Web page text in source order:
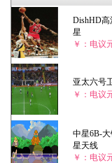
DishHD高
星
￥：电议
亚太六号
￥：电议
中星6B-
星天线
￥：电议